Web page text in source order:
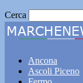
Cerca
Ancona
Ascoli Piceno